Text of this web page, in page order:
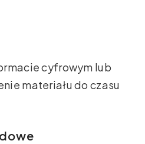
cyfrowym lub
materiału do czasu